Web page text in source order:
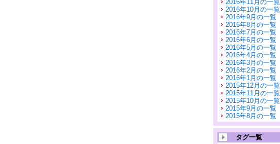
2016年11月の一覧
2016年10月の一覧
2016年9月の一覧
2016年8月の一覧
2016年7月の一覧
2016年6月の一覧
2016年5月の一覧
2016年4月の一覧
2016年3月の一覧
2016年2月の一覧
2016年1月の一覧
2015年12月の一覧
2015年11月の一覧
2015年10月の一覧
2015年9月の一覧
2015年8月の一覧
タグ一覧